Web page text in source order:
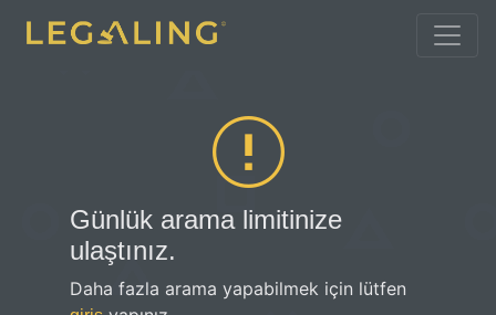
Günlük arama limitinize
ulaştınız.
Daha fazla arama yapabilmek için lütfen